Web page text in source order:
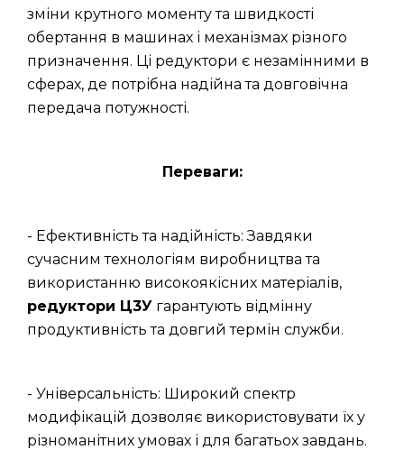
зміни крутного моменту та швидкості
обертання в машинах і механізмах різного
призначення. Ці редуктори є незамінними в
сферах, де потрібна надійна та довговічна
передача потужності.
Переваги:
- Ефективність та надійність: Завдяки
сучасним технологіям виробництва та
використанню високоякісних матеріалів,
редуктори Ц3У гарантують відмінну
продуктивність та довгий термін служби.
- Універсальність: Широкий спектр
модифікацій дозволяє використовувати їх у
різноманітних умовах і для багатьох завдань.